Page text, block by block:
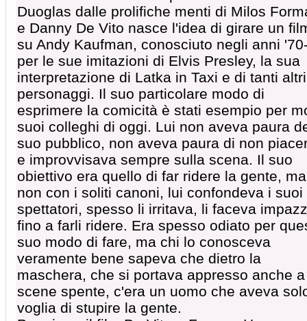
Duoglas dalle prolifiche menti di Milos
e Danny De Vito nasce l'idea di girare un
su Andy Kaufman, conosciuto negli anni
per le sue imitazioni di Elvis Presley, la sua
interpretazione di Latka in Taxi e di tanti altri
personaggi. Il suo particolare modo di
esprimere la comicità è stati esempio per
suoi colleghi di oggi. Lui non aveva paura
suo pubblico, non aveva paura di non
e improvvisava sempre sulla scena. Il suo
obiettivo era quello di far ridere la gente, ma
non con i soliti canoni, lui confondeva i suoi
spettatori, spesso li irritava, li faceva
fino a farli ridere. Era spesso odiato per
suo modo di fare, ma chi lo conosceva
veramente bene sapeva che dietro la
maschera, che si portava appresso anche a
scene spente, c'era un uomo che aveva
voglia di stupire la gente.